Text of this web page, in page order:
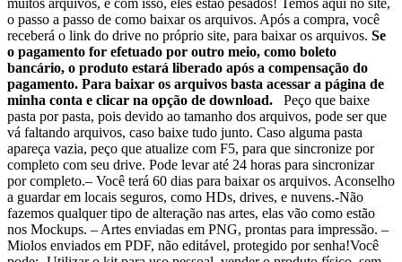
muitos arquivos, e com isso, eles estão pesados! Temos aqui no site,
o passo a passo de como baixar os arquivos. Após a compra, você
receberá o link do drive no próprio site, para baixar os arquivos. Se
o pagamento for efetuado por outro meio, como boleto
bancário, o produto estará liberado após a compensação do
pagamento. Para baixar os arquivos basta acessar a página de
minha conta e clicar na opção de download.
Peço que baixe
pasta por pasta, pois devido ao tamanho dos arquivos, pode ser que
vá faltando arquivos, caso baixe tudo junto. Caso alguma pasta
apareça vazia, peço que atualize com F5, para que sincronize por
completo com seu drive. Pode levar até 24 horas para sincronizar
por completo.– Você terá 60 dias para baixar os arquivos. Aconselho
a guardar em locais seguros, como HDs, drives, e nuvens.-Não
fazemos qualquer tipo de alteração nas artes, elas vão como estão
nos Mockups. – Artes enviadas em PNG, prontas para impressão. –
Miolos enviados em PDF, não editável, protegido por senha!Você